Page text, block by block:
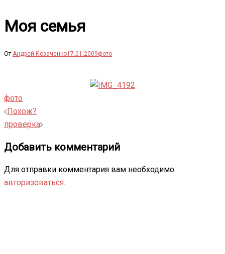
Моя семья
От Андрей Козаченко17.01.2009фото
фото
Навигация
записи
Похож?
проверка
Добавить комментарий
Для отправки комментария вам необходимо
авторизоваться.